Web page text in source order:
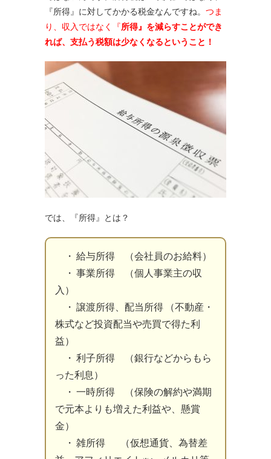
『所得』に対してかかる税金なんですね。 つま
り、収入ではなく『所得』を減らすことができ
れば、支払う税額は少なくなるということ！
では、『所得』とは？
・ 給与所得 （会社員のお給料）
・ 事業所得 （個人事業主の収
入）
・ 譲渡所得、配当所得 （不動産・
株式など投資配当や売買で得た利
益）
・ 利子所得 （銀行などからもら
った利息）
・ 一時所得 （保険の解約や満期
で元本よりも増えた利益や、懸賞
金）
・ 雑所得 （仮想通貨、為替差